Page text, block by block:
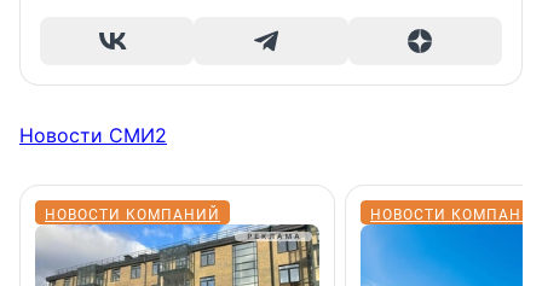
Новости СМИ2
НОВОСТИ КОМПАНИЙ НОВОСТИ